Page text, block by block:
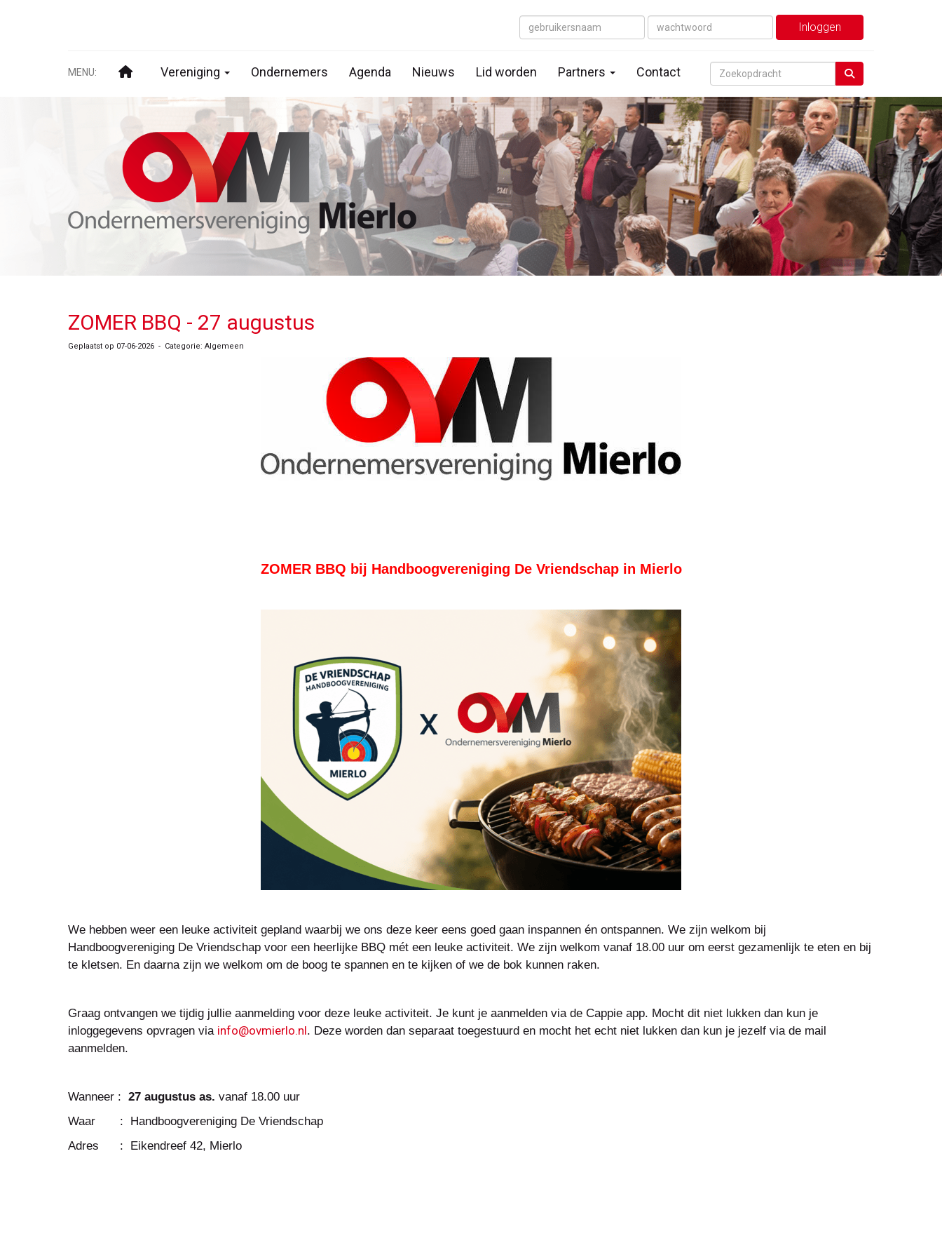
Inloggen
MENU: Vereniging Ondernemers Agenda Nieuws Lid worden Partners Contact
ZOMER BBQ - 27 augustus
Geplaatst op 07-06-2026 - Categorie: Algemeen
ZOMER BBQ bij Handboogvereniging De Vriendschap in Mierlo
We hebben weer een leuke activiteit gepland waarbij we ons deze keer eens goed gaan inspannen én ontspannen. We zijn welkom bij
Handboogvereniging De Vriendschap voor een heerlijke BBQ mét een leuke activiteit. We zijn welkom vanaf 18.00 uur om eerst gezamenlijk te eten en bij
te kletsen. En daarna zijn we welkom om de boog te spannen en te kijken of we de bok kunnen raken.
Graag ontvangen we tijdig jullie aanmelding voor deze leuke activiteit. Je kunt je aanmelden via de Cappie app. Mocht dit niet lukken dan kun je
inloggegevens opvragen via info@ovmierlo.nl. Deze worden dan separaat toegestuurd en mocht het echt niet lukken dan kun je jezelf via de mail
aanmelden.
Wanneer : 27 augustus as. vanaf 18.00 uur
Waar : Handboogvereniging De Vriendschap
Adres : Eikendreef 42, Mierlo